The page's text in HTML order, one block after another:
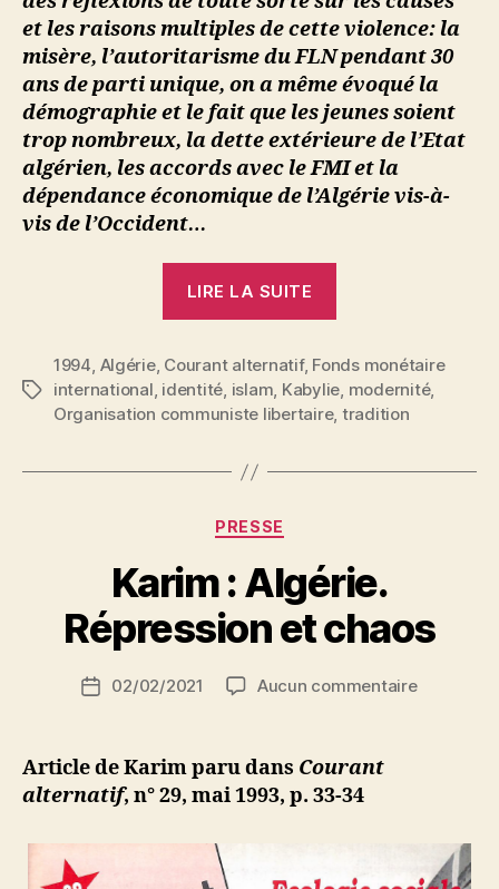
et les raisons multiples de cette violence: la
misère, l’autoritarisme du FLN pendant 30
ans de parti unique, on a même évoqué la
démographie et le fait que les jeunes soient
trop nombreux, la dette extérieure de l’Etat
algérien, les accords avec le FMI et la
dépendance économique de l’Algérie vis-à-
vis de l’Occident…
LIRE LA SUITE
son
dieu
et
Étiquettes
1994, Algérie, Courant alternatif, Fonds monétaire
international, identité, islam, Kabylie, modernité,
Organisation communiste libertaire, tradition
Catégories
PRESSE
Karim : Algérie.
Répression et chaos
de
a
r
S
N
ji
Date02/02/2021 Aucun commentairesur
Article de Karim paru dans Courant
alternatif, n° 29, mai 1993, p. 33-34